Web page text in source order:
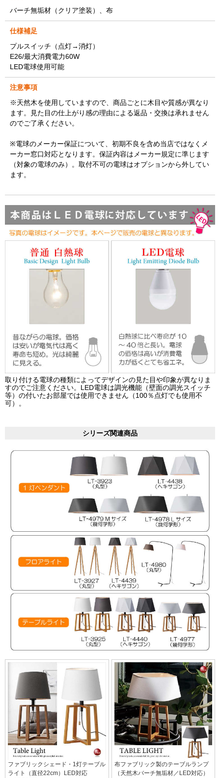
バーチ無垢材（クリア塗装）、布
仕様補足
プルスイッチ（点灯→消灯）
E26/最大消費電力60W
LED電球使用可能
注意事項
※天然木を使用していますので、商品ごとに木目や質感が異なり
ます。見た目の仕上がり感の理由による返品・交換は承れません
のでご了承ください。
※電球のメーカー保証について、初期不良を含め当店ではなくメ
ーカー窓口対応となります。保証内容はメーカー規定に準じます
（対象の電球のみ）。取付不可の電球はオプションから外してい
ます。
取り付ける電球の種類によってデザインの見た目や印象が異なりま
すのでご注意ください。LED電球は調光機能（壁面の調光スイッチ
等）の付いたお部屋では使用できません（100％点灯でも使用不
可）。
シリーズ関連商品
ファブリックシェード・1灯テーブル
ライト（直径22cm）LED対応
布ファブリック製のテーブルランプ
（天然木バーチ無垢材／LED対応）